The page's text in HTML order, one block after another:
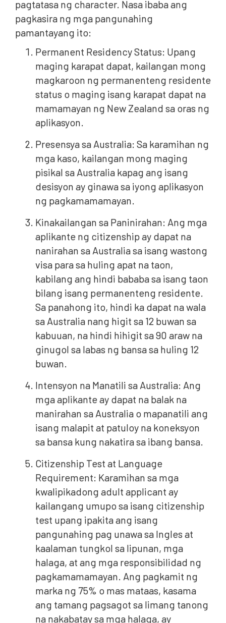
pagtatasa ng character. Nasa ibaba ang
pagkasira ng mga pangunahing
pamantayang ito:
Permanent Residency Status: Upang
maging karapat dapat, kailangan mong
magkaroon ng permanenteng residente
status o maging isang karapat dapat na
mamamayan ng New Zealand sa oras ng
aplikasyon.
Presensya sa Australia: Sa karamihan ng
mga kaso, kailangan mong maging
pisikal sa Australia kapag ang isang
desisyon ay ginawa sa iyong aplikasyon
ng pagkamamamayan.
Kinakailangan sa Paninirahan: Ang mga
aplikante ng citizenship ay dapat na
nanirahan sa Australia sa isang wastong
visa para sa huling apat na taon,
kabilang ang hindi bababa sa isang taon
bilang isang permanenteng residente.
Sa panahong ito, hindi ka dapat na wala
sa Australia nang higit sa 12 buwan sa
kabuuan, na hindi hihigit sa 90 araw na
ginugol sa labas ng bansa sa huling 12
buwan.
Intensyon na Manatili sa Australia: Ang
mga aplikante ay dapat na balak na
manirahan sa Australia o mapanatili ang
isang malapit at patuloy na koneksyon
sa bansa kung nakatira sa ibang bansa.
Citizenship Test at Language
Requirement: Karamihan sa mga
kwalipikadong adult applicant ay
kailangang umupo sa isang citizenship
test upang ipakita ang isang
pangunahing pag unawa sa Ingles at
kaalaman tungkol sa lipunan, mga
halaga, at ang mga responsibilidad ng
pagkamamamayan. Ang pagkamit ng
marka ng 75% o mas mataas, kasama
ang tamang pagsagot sa limang tanong
na nakabatay sa mga halaga, ay